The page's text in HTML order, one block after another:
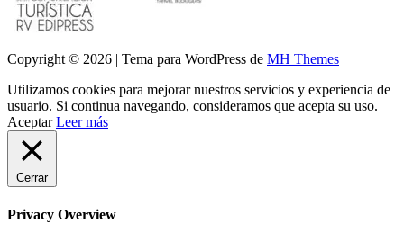
Copyright © 2026 | Tema para WordPress de MH Themes
Utilizamos cookies para mejorar nuestros servicios y experiencia de
usuario. Si continua navegando, consideramos que acepta su uso.
Aceptar Leer más
Cerrar
Privacy Overview